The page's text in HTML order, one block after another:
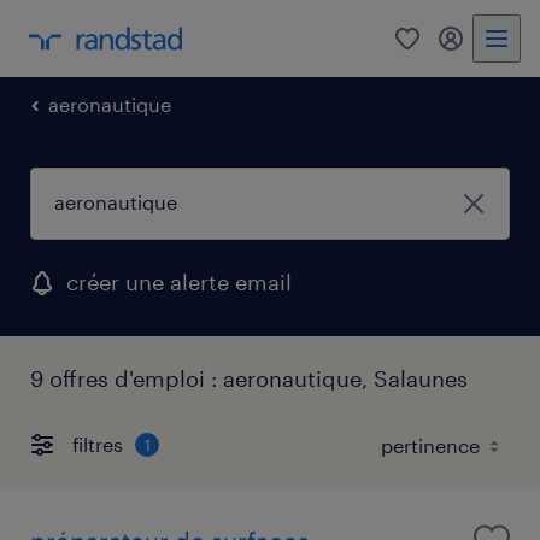
0 mon
aeronautique
créer une alerte email
9 offres d'emploi : aeronautique, Salaunes
filtres 1